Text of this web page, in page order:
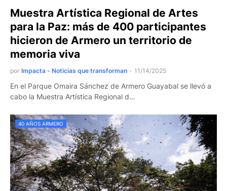
Muestra Artística Regional de Artes
para la Paz: más de 400 participantes
hicieron de Armero un territorio de
memoria viva
por Impacta - Noticias que transforman - 11/14/2025
En el Parque Omaira Sánchez de Armero Guayabal se llevó a
cabo la Muestra Artística Regional d…
40 AÑOS ARMERO